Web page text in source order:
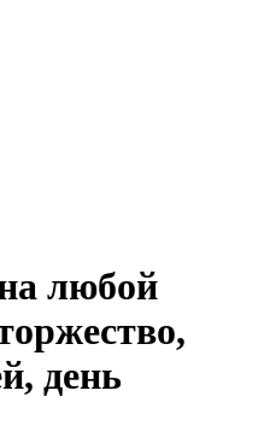
любой
день